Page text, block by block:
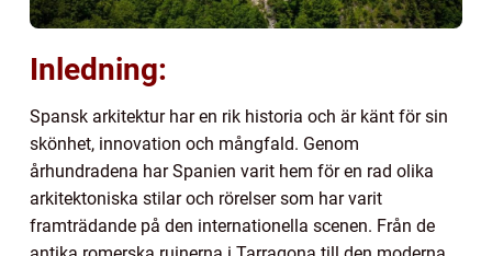
Inledning:
Spansk arkitektur har en rik historia och är känt för sin
skönhet, innovation och mångfald. Genom
århundradena har Spanien varit hem för en rad olika
arkitektoniska stilar och rörelser som har varit
framträdande på den internationella scenen. Från de